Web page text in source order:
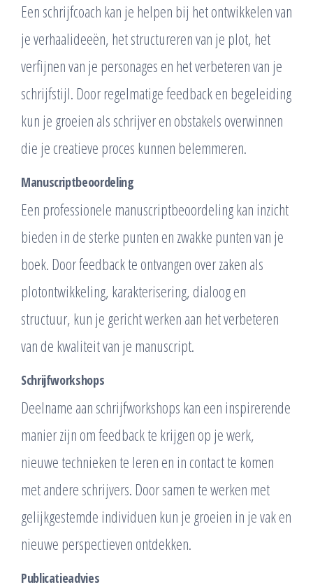
Een schrijfcoach kan je helpen bij het ontwikkelen van
je verhaalideeën, het structureren van je plot, het
verfijnen van je personages en het verbeteren van je
schrijfstijl. Door regelmatige feedback en begeleiding
kun je groeien als schrijver en obstakels overwinnen
die je creatieve proces kunnen belemmeren.
Manuscriptbeoordeling
Een professionele manuscriptbeoordeling kan inzicht
bieden in de sterke punten en zwakke punten van je
boek. Door feedback te ontvangen over zaken als
plotontwikkeling, karakterisering, dialoog en
structuur, kun je gericht werken aan het verbeteren
van de kwaliteit van je manuscript.
Schrijfworkshops
Deelname aan schrijfworkshops kan een inspirerende
manier zijn om feedback te krijgen op je werk,
nieuwe technieken te leren en in contact te komen
met andere schrijvers. Door samen te werken met
gelijkgestemde individuen kun je groeien in je vak en
nieuwe perspectieven ontdekken.
Publicatieadvies